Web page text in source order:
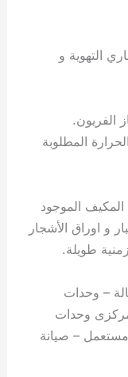
التهوية و
الفريون.
المطلوبة
المكيف الموجود
و اوراق الأشجار
طويلة.
– وحدات
وحدات
– صيانة